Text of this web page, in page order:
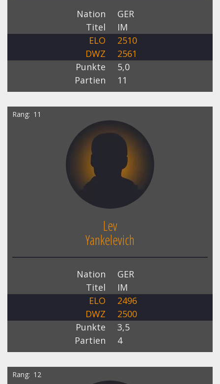
Nation
GER
Titel
IM
ELO
2510
DWZ
2561
Punkte
5,0
Partien
11
Rang 11
Lev
Yankelevich
Nation
GER
Titel
IM
ELO
2496
DWZ
2500
Punkte
3,5
Partien
4
Rang 12